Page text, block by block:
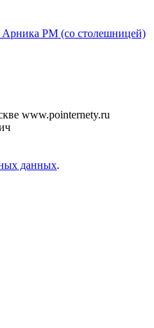
РМ (со столешницей)
www.pointernety.ru
данных.